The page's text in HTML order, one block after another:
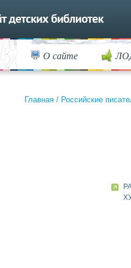
О сайте
Главная / Российские